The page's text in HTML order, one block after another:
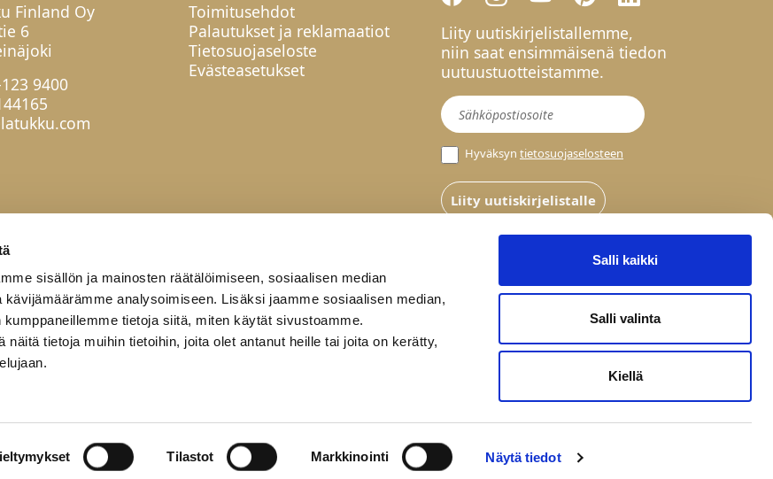
sisällön ja mainosten räätälöimiseen, sosiaalisen median
analysoimiseen. Lisäksi jaamme sosiaalisen median,
tietoja siitä, miten käytät sivustoamme.
näitä tietoja muihin tietoihin, joita olet antanut heille tai joita on kerätty,
Tilastot Markkinointi Näytä tiedot
Salli kaikki
Salli valinta
Kiellä
Finland Oy
6
9400
Toimitusehdot
Palautukset ja reklamaatiot
Tietosuojaseloste
Evästeasetukset
Liity uutiskirjelistallemme,
niin saat ensimmäisenä tiedon
uutuustuotteistamme.
Uutiskirje
Hyväksyn tietosuojaselosteen
Liity uutiskirjelistalle